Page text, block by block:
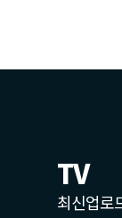
TV
최신업로